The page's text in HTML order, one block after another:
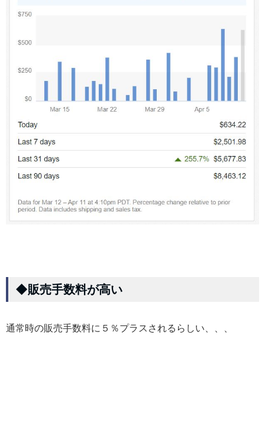
◆販売手数料が高い
通常時の販売手数料に５％プラスされるらしい、、、